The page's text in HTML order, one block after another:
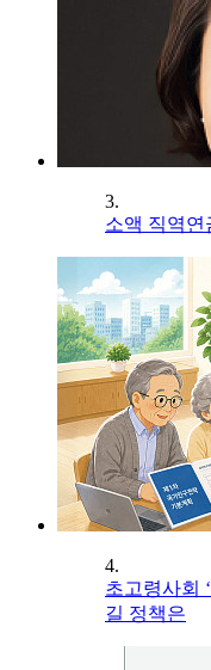
3.
소액 직역연
4.
초고령사회
길 정책은